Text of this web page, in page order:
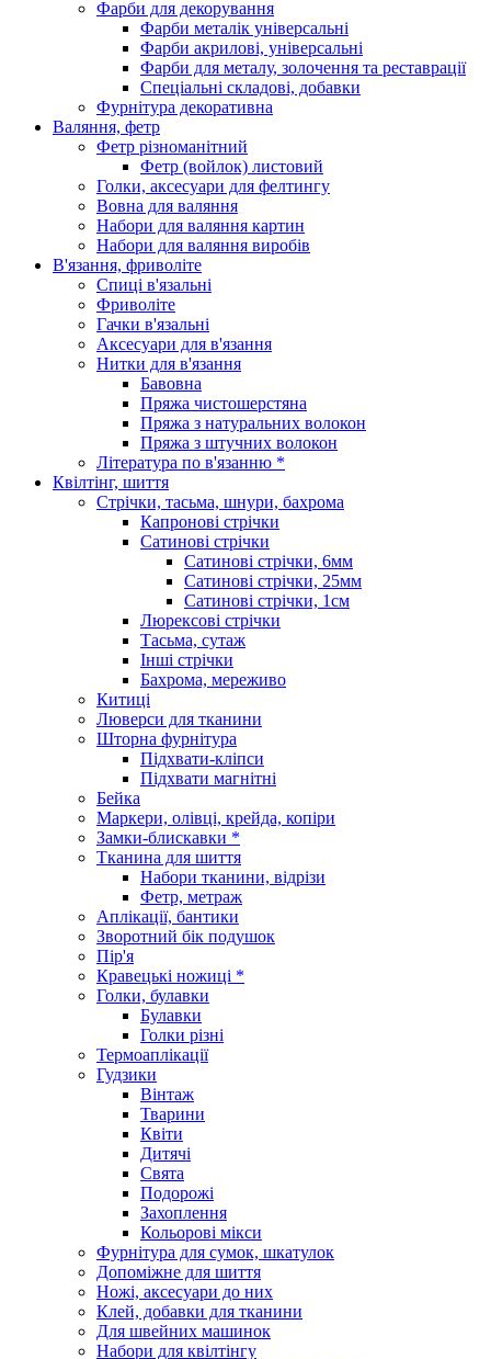
Фарби для декорування
Фарби металік універсальні
Фарби акрилові, універсальні
Фарби для металу, золочення та реставрації
Спеціальні складові, добавки
Фурнітура декоративна
Валяння, фетр
Фетр різноманітний
Фетр (войлок) листовий
Голки, аксесуари для фелтингу
Вовна для валяння
Набори для валяння картин
Набори для валяння виробів
В'язання, фриволіте
Спиці в'язальні
Фриволіте
Гачки в'язальні
Аксесуари для в'язання
Нитки для в'язання
Бавовна
Пряжа чистошерстяна
Пряжа з натуральних волокон
Пряжа з штучних волокон
Література по в'язанню *
Квілтінг, шиття
Стрічки, тасьма, шнури, бахрома
Капронові стрічки
Сатинові стрічки
Сатинові стрічки, 6мм
Сатинові стрічки, 25мм
Сатинові стрічки, 1см
Люрексові стрічки
Тасьма, сутаж
Інші стрічки
Бахрома, мереживо
Китиці
Люверси для тканини
Шторна фурнітура
Підхвати-кліпси
Підхвати магнітні
Бейка
Маркери, олівці, крейда, копіри
Замки-блискавки *
Тканина для шиття
Набори тканини, відрізи
Фетр, метраж
Аплікації, бантики
Зворотний бік подушок
Пір'я
Кравецькі ножиці *
Голки, булавки
Булавки
Голки різні
Термоаплікації
Гудзики
Вінтаж
Тварини
Квіти
Дитячі
Свята
Подорожі
Захоплення
Кольорові мікси
Фурнітура для сумок, шкатулок
Допоміжне для шиття
Ножі, аксесуари до них
Клей, добавки для тканини
Для швейних машинок
Набори для квілтінгу